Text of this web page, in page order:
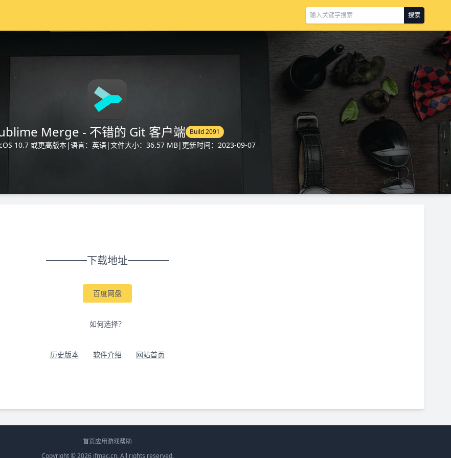
搜索
Merge - 不错的 Git 客户端 Build 2091
10.7 或更高版本|语言：英语|文件大小：36.57 MB| 更新时间：2023-09-07
下载地址
百度网盘
如何选择？
历史版本 软件介绍 网站首页
首页应用游戏帮助
Copyright © 2026 ifmac.cn. All rights reserved.